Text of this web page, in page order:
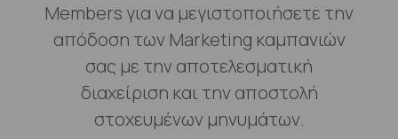
Members για να μεγιστοποιήσετε την
απόδοση των Marketing καμπανιών
σας με την αποτελεσματική
διαχείριση και την αποστολή
στοχευμένων μηνυμάτων.